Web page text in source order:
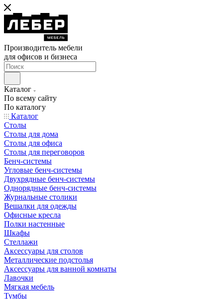
Производитель мебели
для офисов и бизнеса
Каталог
По всему сайту
По каталогу
Каталог
Столы
Столы для дома
Столы для офиса
Столы для переговоров
Бенч-системы
Угловые бенч-системы
Двухрядные бенч-системы
Однорядные бенч-системы
Журнальные столики
Вешалки для одежды
Офисные кресла
Полки настенные
Шкафы
Стеллажи
Аксессуары для столов
Металлические подстолья
Аксессуары для ванной комнаты
Лавочки
Мягкая мебель
Тумбы